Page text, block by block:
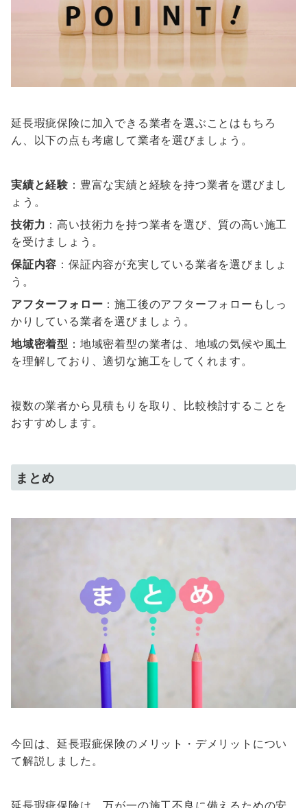
延長瑕疵保険に加入できる業者を選ぶことはもちろ
ん、以下の点も考慮して業者を選びましょう。
実績と経験 ：豊富な実績と経験を持つ業者を選びまし
ょう。
技術力 ：高い技術力を持つ業者を選び、質の高い施工
を受けましょう。
保証内容 ：保証内容が充実している業者を選びましょ
う。
アフターフォロー ：施工後のアフターフォローもしっ
かりしている業者を選びましょう。
地域密着型 ：地域密着型の業者は、地域の気候や風土
を理解しており、適切な施工をしてくれます。
複数の業者から見積もりを取り、比較検討することを
おすすめします。
まとめ
今回は、延長瑕疵保険のメリット・デメリットについ
て解説しました。